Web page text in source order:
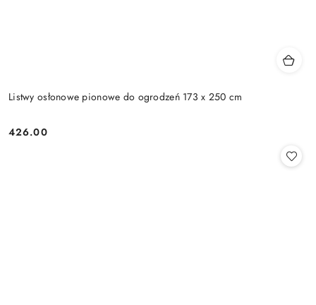
Listwy osłonowe pionowe do ogrodzeń 173 x 250 cm
Cena:
426.00